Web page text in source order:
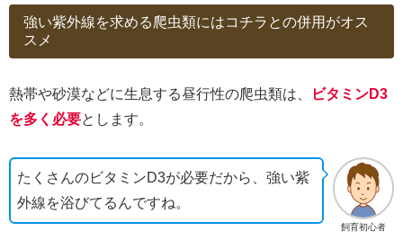
強い紫外線を求める爬虫類にはコチラとの併用がオス
スメ
熱帯や砂漠などに生息する昼行性の爬虫類は、
ビタミンD3
を多く必要とします。
飼育初心者
たくさんのビタミンD3が必要だから、強い紫
外線を浴びてるんですね。